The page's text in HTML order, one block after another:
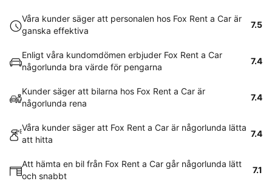
Våra kunder säger att personalen hos Fox Rent a Car är
ganska effektiva
7.5
Enligt våra kundomdömen erbjuder Fox Rent a Car
någorlunda bra värde för pengarna
7.4
Kunder säger att bilarna hos Fox Rent a Car är
någorlunda rena
7.4
Våra kunder säger att Fox Rent a Car är någorlunda lätta
att hitta
7.4
Att hämta en bil från Fox Rent a Car går någorlunda lätt
och snabbt
7.1